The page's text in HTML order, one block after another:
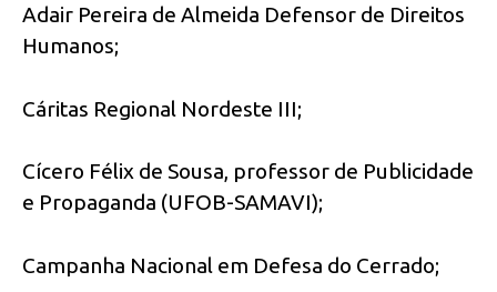
Adair Pereira de Almeida Defensor de Direitos
Humanos;
Cáritas Regional Nordeste III;
Cícero Félix de Sousa, professor de Publicidade
e Propaganda (UFOB-SAMAVI);
Campanha Nacional em Defesa do Cerrado;